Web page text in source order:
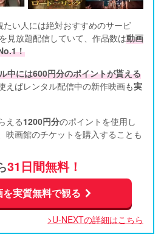
い人には絶対おすすめのサービ
見放題配信していて、作品数は動画
！
中には600円分のポイントが貰える
えばレンタル配信中の新作映画も実
える1200円分のポイントを使用し
映画館のチケットを購入することも
31日間無料！
を実質無料で観る
>U-NEXTの詳細はこちら